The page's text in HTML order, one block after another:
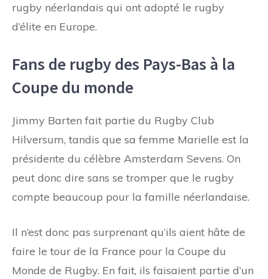
rugby néerlandais qui ont adopté le rugby
d’élite en Europe.
Fans de rugby des Pays-Bas à la
Coupe du monde
Jimmy Barten fait partie du Rugby Club
Hilversum, tandis que sa femme Marielle est la
présidente du célèbre Amsterdam Sevens. On
peut donc dire sans se tromper que le rugby
compte beaucoup pour la famille néerlandaise.
Il n’est donc pas surprenant qu’ils aient hâte de
faire le tour de la France pour la Coupe du
Monde de Rugby. En fait, ils faisaient partie d’un